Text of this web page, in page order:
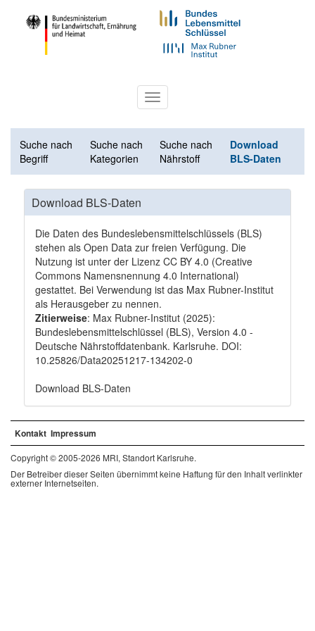
Toggle
navigation
Suche nach
Begriff
Suche nach
Kategorien
Suche nach
Nährstoff
Download
BLS-Daten
Download BLS-Daten
Die Daten des Bundeslebensmittelschlüssels (BLS)
stehen als Open Data zur freien Verfügung. Die
Nutzung ist unter der Lizenz CC BY 4.0 (Creative
Commons Namensnennung 4.0 International)
gestattet. Bei Verwendung ist das Max Rubner-Institut
als Herausgeber zu nennen.
Zitierweise: Max Rubner-Institut (2025):
Bundeslebensmittelschlüssel (BLS), Version 4.0 -
Deutsche Nährstoffdatenbank. Karlsruhe. DOI:
10.25826/Data20251217-134202-0
Download BLS-Daten
Kontakt Impressum
Copyright © 2005-2026 MRI, Standort Karlsruhe.
Der Betreiber dieser Seiten übernimmt keine Haftung für den Inhalt verlinkter
externer Internetseiten.